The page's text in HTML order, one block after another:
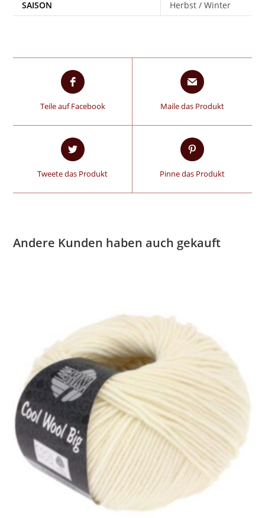
SAISON Herbst / Winter
Teile auf Facebook Maile das Produkt
Tweete das Produkt Pinne das Produkt
Andere Kunden haben auch gekauft